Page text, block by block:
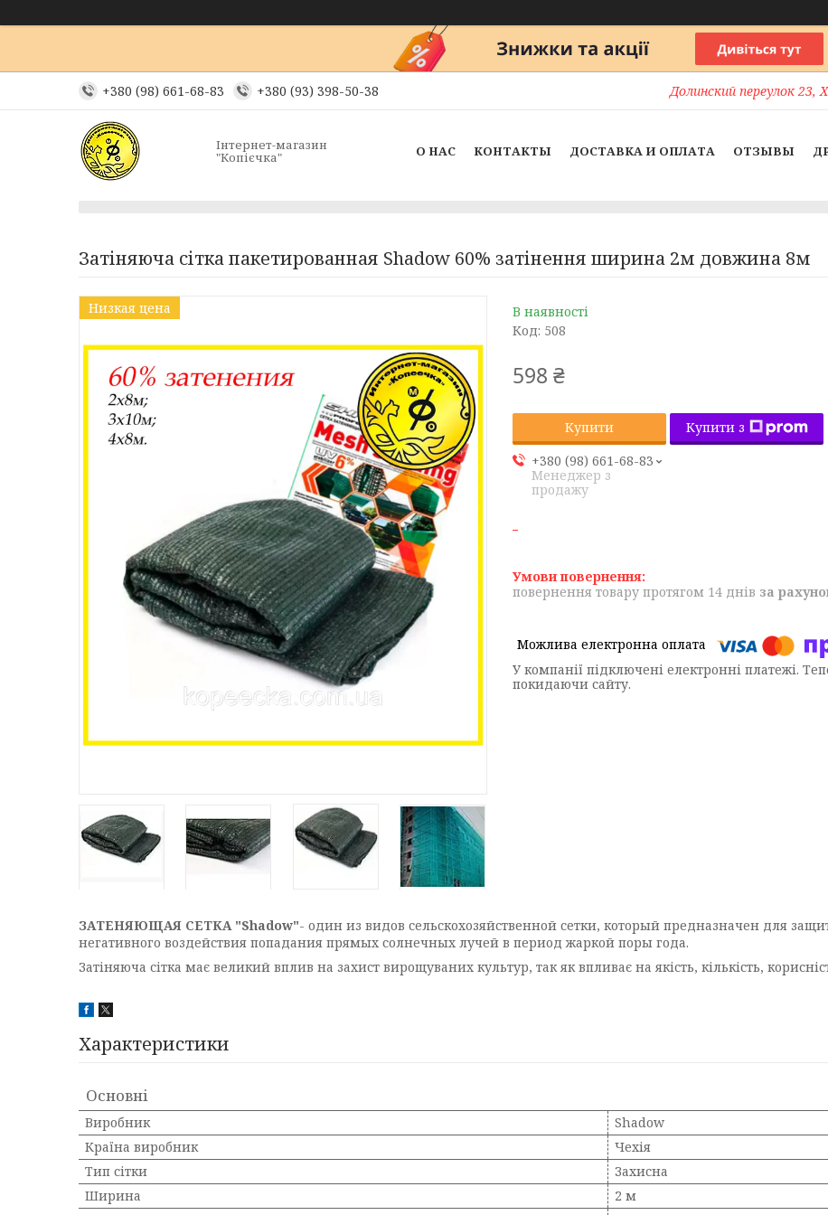
+380 (98) 661-68-83 +380 (93) 398-50-38 Долинский переулок 23,
Інтернет-магазин
"Копієчка" О НАС КОНТАКТЫ ДОСТАВКА И ОПЛАТА ОТЗЫВЫ
Затіняюча сітка пакетированная Shadow 60% затінення ширина 2м довжина 8м
Низкая цена
В наявності
Код: 508
598 ₴
Купити
Купити з
+380 (98) 661-68-83
Менеджер з
продажу
повернення товару протягом 14 днів за
У компанії підключені електронні платежі.
покидаючи сайту.
ЗАТЕНЯЮЩАЯ СЕТКА "Shadow"- один из видов сельскохозяйственной сетки, который предназначен для
негативного воздействия попадания прямых солнечных лучей в период жаркой поры года.
Затіняюча сітка має великий вплив на захист вирощуваних культур, так як впливає на якість, кількість,
Характеристики
Основні
Виробник
Shadow
Країна виробник
Чехія
Тип сітки
Захисна
Ширина
2 м